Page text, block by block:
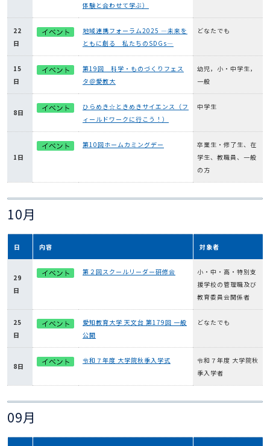
体験と合わせて学ぶ）
22
日
地域連携フォーラム2025 ―未来を
ともに創る 私たちのSDGs―
どなたでも
15
日
第19回 科学・ものづくりフェス
タ＠愛教大
幼児，小・中学生，
一般
8日
ひらめき☆ときめきサイエンス（フ
ィールドワークに行こう！）
中学生
1日
第10回ホームカミングデー
卒業生・修了生、在
学生、教職員、一般
の方
10月
日 内容 対象者
29
日
第２回スクールリーダー研修会
小・中・高・特別支
援学校の管理職及び
教育委員会関係者
25
日
愛知教育大学 天文台 第179回 一般
公開
どなたでも
8日
令和７年度 大学院秋季入学式
令和７年度 大学院秋
季入学者
09月